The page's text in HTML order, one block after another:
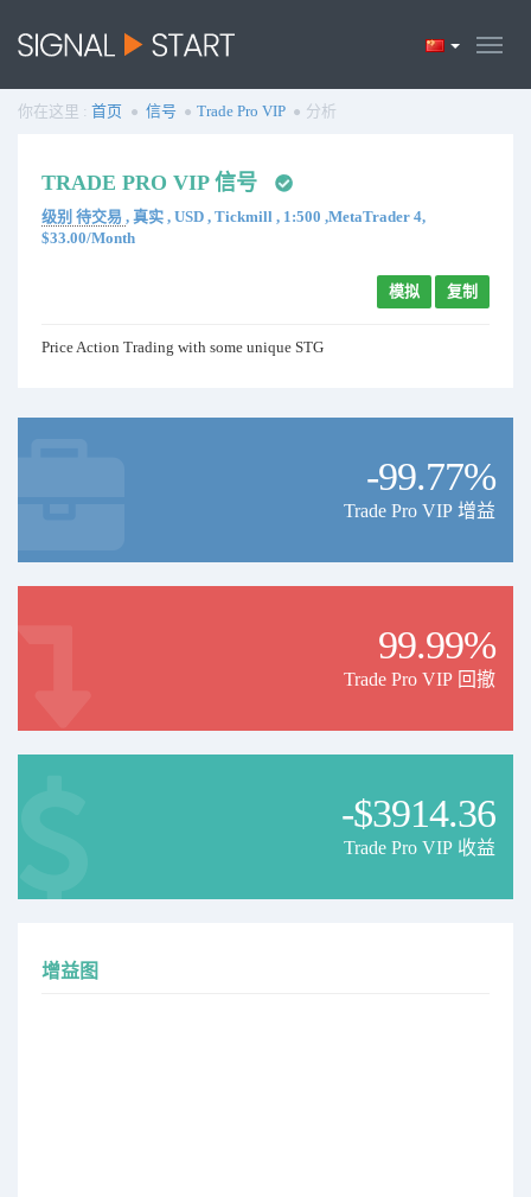
你在这里 : 首页 信号 Trade Pro VIP 分析
TRADE PRO VIP 信号
级别 待交易 , 真实 , USD , Tickmill , 1:500 ,MetaTrader 4,
$33.00/Month
模拟 复制
Price Action Trading with some unique STG
-99.77%
Trade Pro VIP 增益
99.99%
Trade Pro VIP 回撤
-$3914.36
Trade Pro VIP 收益
增益图